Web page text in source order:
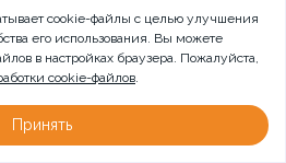
cookie-файлы с целью улучшения
его использования. Вы можете
в настройках браузера. Пожалуйста,
cookie-файлов.
Принять